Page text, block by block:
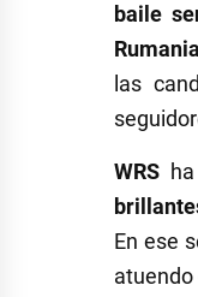
baile
Rumania
las
WRS
En ese
atuendo